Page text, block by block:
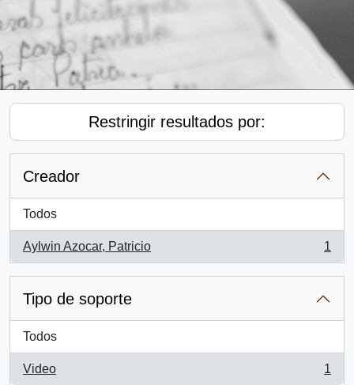
Restringir resultados por:
Creador
Todos
Aylwin Azocar, Patricio
, 1 resultados
1
Tipo de soporte
Todos
Video
, 1 resultados
1